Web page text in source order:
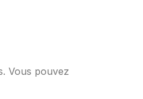
Vous pouvez